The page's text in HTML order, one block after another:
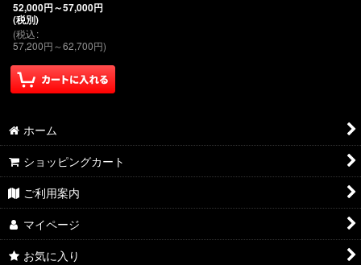
52,000円～57,000円
(税別)
(税込:
57,200円～62,700円)
ホーム
ショッピングカート
ご利用案内
マイページ
お気に入り